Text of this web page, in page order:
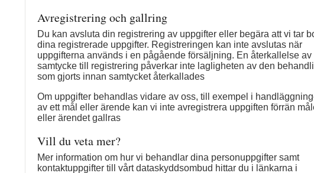
Avregistrering och gallring
Du kan avsluta din registrering av uppgifter eller begära att vi tar
dina registrerade uppgifter. Registreringen kan inte avslutas när
uppgifterna används i en pågående försäljning. En återkallelse av
samtycke till registrering påverkar inte lagligheten av den
som gjorts innan samtycket återkallades
Om uppgifter behandlas vidare av oss, till exempel i
av ett mål eller ärende kan vi inte avregistrera uppgiften förrän
eller ärendet gallras
Vill du veta mer?
Mer information om hur vi behandlar dina personuppgifter samt
kontaktuppgifter till vårt dataskyddsombud hittar du i länkarna i